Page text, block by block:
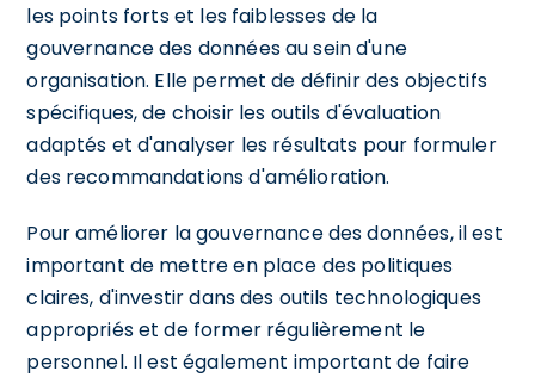
les points forts et les faiblesses de la
gouvernance des données au sein d'une
organisation. Elle permet de définir des objectifs
spécifiques, de choisir les outils d'évaluation
adaptés et d'analyser les résultats pour formuler
des recommandations d'amélioration.
Pour améliorer la gouvernance des données, il est
important de mettre en place des politiques
claires, d'investir dans des outils technologiques
appropriés et de former régulièrement le
personnel. Il est également important de faire